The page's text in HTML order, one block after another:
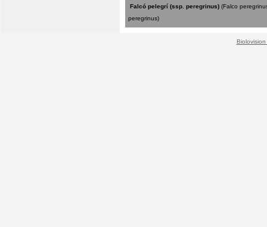
Falcó pelegrí (ssp. peregrinus) (Falco
peregrinus)
Biolovision